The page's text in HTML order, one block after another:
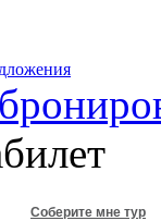
Соберите мне тур